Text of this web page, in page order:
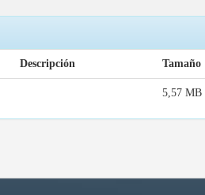
Descripción Tamaño
5,57 MB